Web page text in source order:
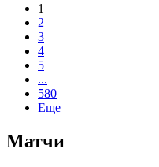
1
2
3
4
5
...
580
Еще
Матчи